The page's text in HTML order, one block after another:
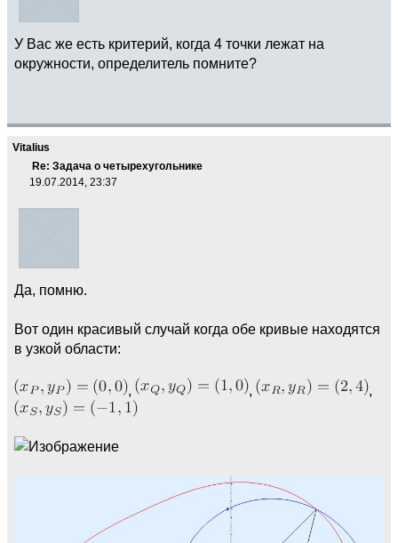
У Вас же есть критерий, когда 4 точки лежат на
окружности, определитель помните?
Vitalius
Re: Задача о четырехугольнике
19.07.2014, 23:37
Да, помню.
Вот один красивый случай когда обе кривые находятся
в узкой области:
, , ,